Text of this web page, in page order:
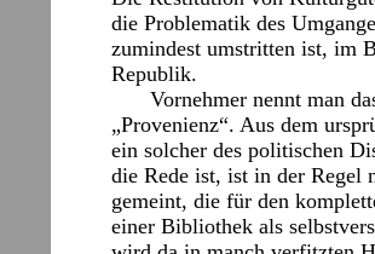
die Problematik des
zumindest umstritten ist, im
Republik.
Vornehmer nennt man
„Provenienz“. Aus dem
ein solcher des politischen
die Rede ist, ist in der Regel
gemeint, die für den
einer Bibliothek als